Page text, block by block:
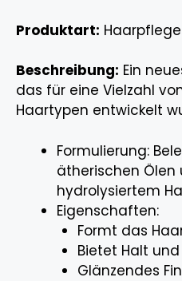
Produktart:
Beschreibung: Ein
das für eine Vielzahl
Haartypen entwickelt
Formulierung:
ätherischen
hydrolysiertem
Eigenschaften:
Formt das
Bietet Halt
Glänzendes